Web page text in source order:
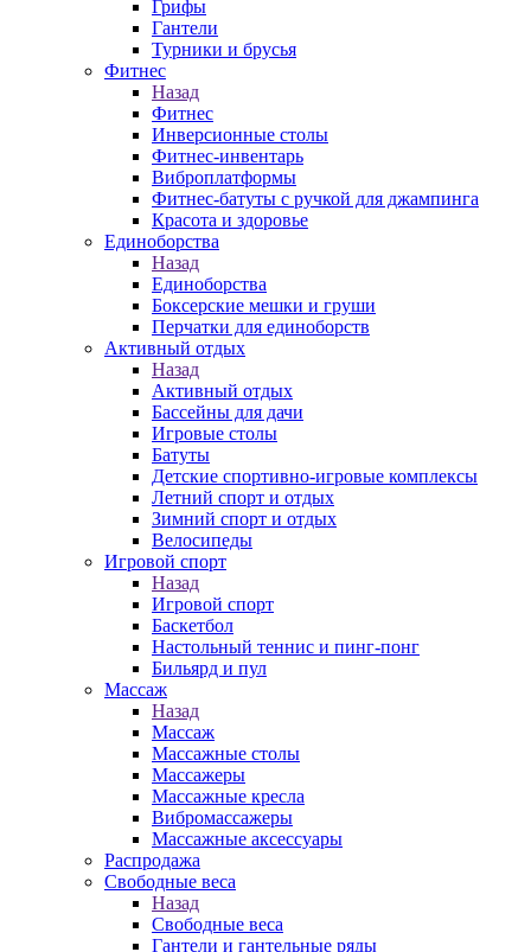
Грифы
Гантели
Турники и брусья
Фитнес
Назад
Фитнес
Инверсионные столы
Фитнес-инвентарь
Виброплатформы
Фитнес-батуты с ручкой для джампинга
Красота и здоровье
Единоборства
Назад
Единоборства
Боксерские мешки и груши
Перчатки для единоборств
Активный отдых
Назад
Активный отдых
Бассейны для дачи
Игровые столы
Батуты
Детские спортивно-игровые комплексы
Летний спорт и отдых
Зимний спорт и отдых
Велосипеды
Игровой спорт
Назад
Игровой спорт
Баскетбол
Настольный теннис и пинг-понг
Бильярд и пул
Массаж
Назад
Массаж
Массажные столы
Массажеры
Массажные кресла
Вибромассажеры
Массажные аксессуары
Распродажа
Свободные веса
Назад
Свободные веса
Гантели и гантельные ряды